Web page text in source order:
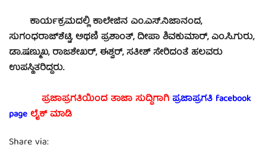
ಕಾರ್ಯಕ್ರಮದಲ್ಲಿ ಕಾಲೇಜಿನ ಎಂ.ಎಸ್.ನಿಜಾನಂದ,
ಸುಗಂಧರಾಜ್‍ಶೆಟ್ಟಿ, ಅಥಣಿ ಪ್ರಶಾಂತ್, ದೀಪಾ ಶಿವಕುಮಾರ್, ಎಂ.ಸಿ.ಗುರು,
ಡಾ.ಷಣ್ಮುಖ, ರಾಜಶೇಖರ್, ಈಶ್ವರ್, ಸತೀಶ್ ಸೇರಿದಂತೆ ಹಲವರು
ಉಪಸ್ಥಿತರಿದ್ದರು.
ಪ್ರಜಾಪ್ರಗತಿಯಿಂದ ತಾಜಾ ಸುದ್ದಿಗಾಗಿಪ್ರಜಾಪ್ರಗತಿ facebook
page ಲೈಕ್ ಮಾಡಿ
Share via: